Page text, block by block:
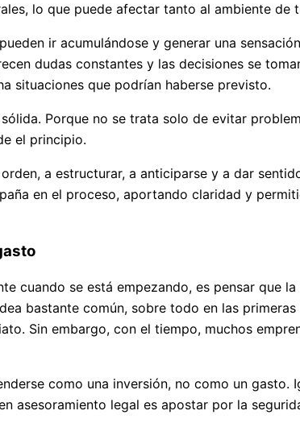
lo que puede afectar tanto al ambiente de
ir acumulándose y generar una
dudas constantes y las decisiones se
situaciones que podrían haberse previsto.
Porque no se trata solo de evitar
el principio.
a estructurar, a anticiparse y a dar
en el proceso, aportando claridad y
cuando se está empezando, es pensar que
bastante común, sobre todo en las
Sin embargo, con el tiempo, muchos
como una inversión, no como un gasto.
asesoramiento legal es apostar por la